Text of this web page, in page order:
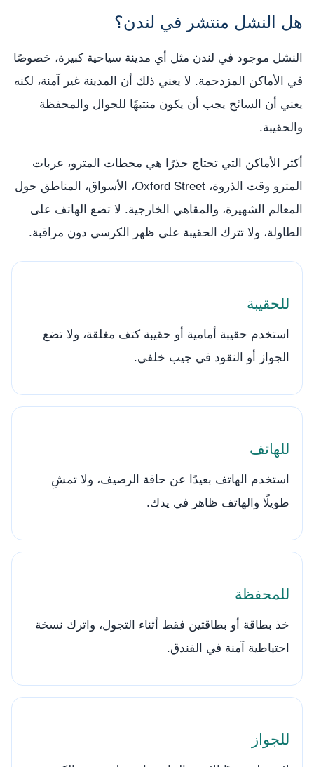
هل النشل منتشر في لندن؟
النشل موجود في لندن مثل أي مدينة سياحية كبيرة، خصوصًا
في الأماكن المزدحمة. لا يعني ذلك أن المدينة غير آمنة، لكنه
يعني أن السائح يجب أن يكون منتبهًا للجوال والمحفظة
والحقيبة.
أكثر الأماكن التي تحتاج حذرًا هي محطات المترو، عربات
المترو وقت الذروة، Oxford Street، الأسواق، المناطق حول
المعالم الشهيرة، والمقاهي الخارجية. لا تضع الهاتف على
الطاولة، ولا تترك الحقيبة على ظهر الكرسي دون مراقبة.
للحقيبة
استخدم حقيبة أمامية أو حقيبة كتف مغلقة، ولا تضع
الجواز أو النقود في جيب خلفي.
للهاتف
استخدم الهاتف بعيدًا عن حافة الرصيف، ولا تمشِ
طويلًا والهاتف ظاهر في يدك.
للمحفظة
خذ بطاقة أو بطاقتين فقط أثناء التجول، واترك نسخة
احتياطية آمنة في الفندق.
للجواز